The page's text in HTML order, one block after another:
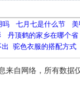
吗 七月七是什么节
丹顶鹤的家乡在哪个省
出 ​驼色衣服的搭配方式
来自网络，所有数据